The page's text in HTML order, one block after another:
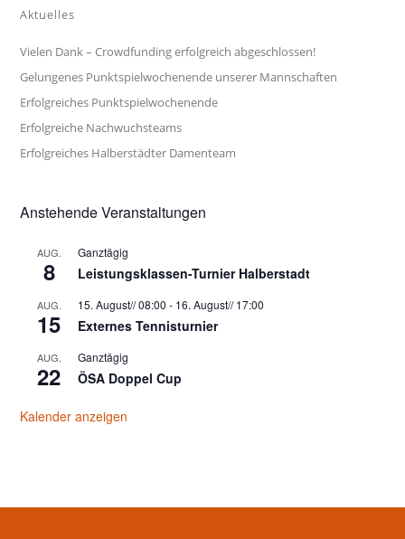
Aktuelles
Vielen Dank – Crowdfunding erfolgreich abgeschlossen!
Gelungenes Punktspielwochenende unserer Mannschaften
Erfolgreiches Punktspielwochenende
Erfolgreiche Nachwuchsteams
Erfolgreiches Halberstädter Damenteam
Anstehende Veranstaltungen
AUG.
8
Ganztägig
Leistungsklassen-Turnier Halberstadt
AUG.
15
15. August// 08:00 - 16. August// 17:00
Externes Tennisturnier
AUG.
22
Ganztägig
ÖSA Doppel Cup
Kalender anzeigen